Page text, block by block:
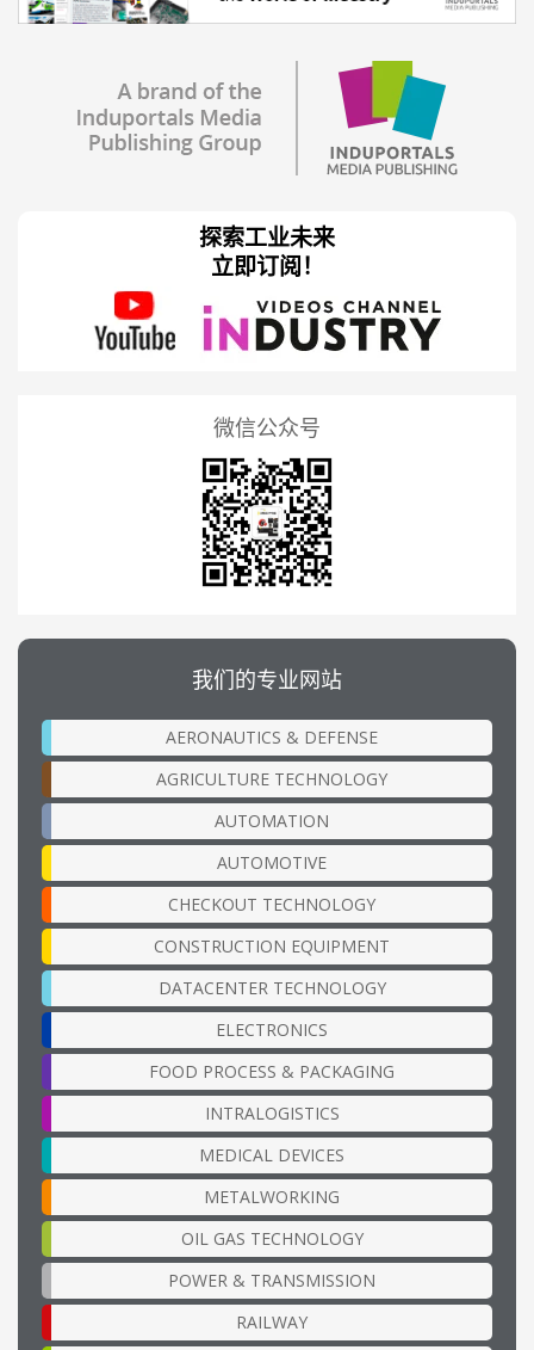
探索工业未来
立即订阅！
微信公众号
我们的专业网站
AERONAUTICS & DEFENSE
AGRICULTURE TECHNOLOGY
AUTOMATION
AUTOMOTIVE
CHECKOUT TECHNOLOGY
CONSTRUCTION EQUIPMENT
DATACENTER TECHNOLOGY
ELECTRONICS
FOOD PROCESS & PACKAGING
INTRALOGISTICS
MEDICAL DEVICES
METALWORKING
OIL GAS TECHNOLOGY
POWER & TRANSMISSION
RAILWAY